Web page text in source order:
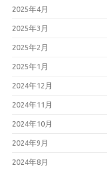
2025年4月
2025年3月
2025年2月
2025年1月
2024年12月
2024年11月
2024年10月
2024年9月
2024年8月